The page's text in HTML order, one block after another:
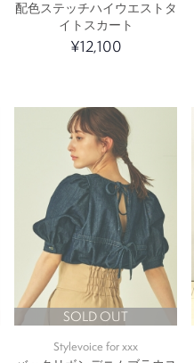
配色ステッチハイウエストタ
イトスカート
¥12,100
SOLD OUT
Stylevoice for xxx